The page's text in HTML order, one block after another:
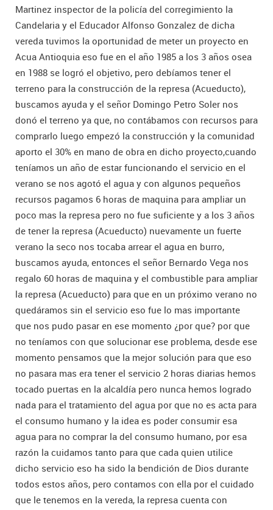
Martinez inspector de la policía del corregimiento la
Candelaria y el Educador Alfonso Gonzalez de dicha
vereda tuvimos la oportunidad de meter un proyecto en
Acua Antioquia eso fue en el año 1985 a los 3 años osea
en 1988 se logró el objetivo, pero debíamos tener el
terreno para la construcción de la represa (Acueducto),
buscamos ayuda y el señor Domingo Petro Soler nos
donó el terreno ya que, no contábamos con recursos para
comprarlo luego empezó la construcción y la comunidad
aporto el 30% en mano de obra en dicho proyecto,cuando
teníamos un año de estar funcionando el servicio en el
verano se nos agotó el agua y con algunos pequeños
recursos pagamos 6 horas de maquina para ampliar un
poco mas la represa pero no fue suficiente y a los 3 años
de tener la represa (Acueducto) nuevamente un fuerte
verano la seco nos tocaba arrear el agua en burro,
buscamos ayuda, entonces el señor Bernardo Vega nos
regalo 60 horas de maquina y el combustible para ampliar
la represa (Acueducto) para que en un próximo verano no
quedáramos sin el servicio eso fue lo mas importante
que nos pudo pasar en ese momento ¿por que? por que
no teníamos con que solucionar ese problema, desde ese
momento pensamos que la mejor solución para que eso
no pasara mas era tener el servicio 2 horas diarias hemos
tocado puertas en la alcaldía pero nunca hemos logrado
nada para el tratamiento del agua por que no es acta para
el consumo humano y la idea es poder consumir esa
agua para no comprar la del consumo humano, por esa
razón la cuidamos tanto para que cada quien utilice
dicho servicio eso ha sido la bendición de Dios durante
todos estos años, pero contamos con ella por el cuidado
que le tenemos en la vereda, la represa cuenta con